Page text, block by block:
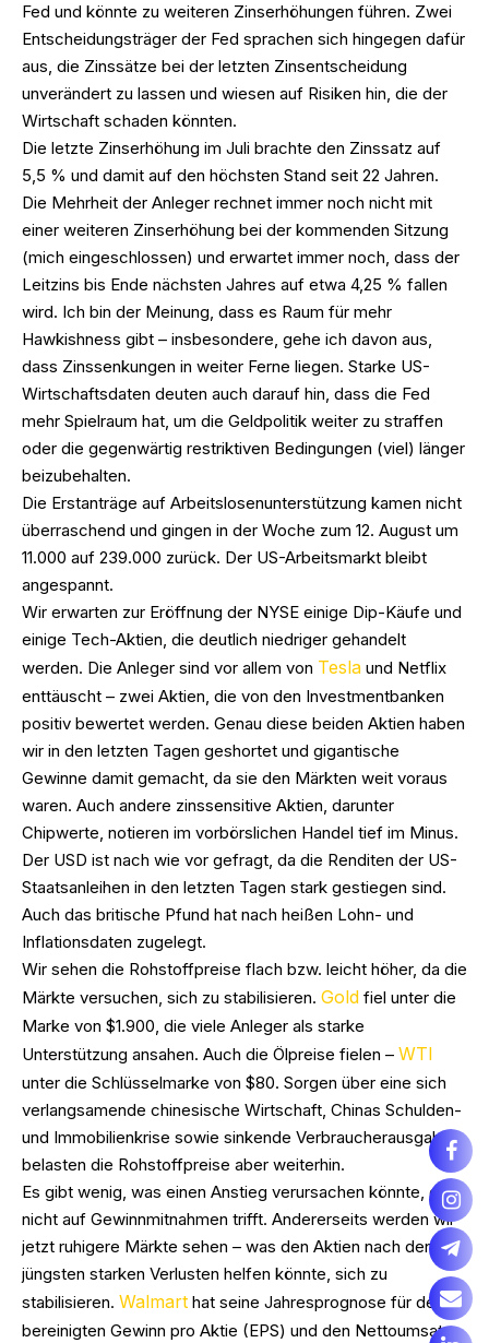
Fed und könnte zu weiteren Zinserhöhungen führen. Zwei
Entscheidungsträger der Fed sprachen sich hingegen dafür
aus, die Zinssätze bei der letzten Zinsentscheidung
unverändert zu lassen und wiesen auf Risiken hin, die der
Wirtschaft schaden könnten.
Die letzte Zinserhöhung im Juli brachte den Zinssatz auf
5,5 % und damit auf den höchsten Stand seit 22 Jahren.
Die Mehrheit der Anleger rechnet immer noch nicht mit
einer weiteren Zinserhöhung bei der kommenden Sitzung
(mich eingeschlossen) und erwartet immer noch, dass der
Leitzins bis Ende nächsten Jahres auf etwa 4,25 % fallen
wird. Ich bin der Meinung, dass es Raum für mehr
Hawkishness gibt – insbesondere, gehe ich davon aus,
dass Zinssenkungen in weiter Ferne liegen. Starke US-
Wirtschaftsdaten deuten auch darauf hin, dass die Fed
mehr Spielraum hat, um die Geldpolitik weiter zu straffen
oder die gegenwärtig restriktiven Bedingungen (viel) länger
beizubehalten.
Die Erstanträge auf Arbeitslosenunterstützung kamen nicht
überraschend und gingen in der Woche zum 12. August um
11.000 auf 239.000 zurück. Der US-Arbeitsmarkt bleibt
angespannt.
Wir erwarten zur Eröffnung der NYSE einige Dip-Käufe und
einige Tech-Aktien, die deutlich niedriger gehandelt
werden. Die Anleger sind vor allem von Tesla und Netflix
enttäuscht – zwei Aktien, die von den Investmentbanken
positiv bewertet werden. Genau diese beiden Aktien haben
wir in den letzten Tagen geshortet und gigantische
Gewinne damit gemacht, da sie den Märkten weit voraus
waren. Auch andere zinssensitive Aktien, darunter
Chipwerte, notieren im vorbörslichen Handel tief im Minus.
Der USD ist nach wie vor gefragt, da die Renditen der US-
Staatsanleihen in den letzten Tagen stark gestiegen sind.
Auch das britische Pfund hat nach heißen Lohn- und
Inflationsdaten zugelegt.
Wir sehen die Rohstoffpreise flach bzw. leicht höher, da die
Märkte versuchen, sich zu stabilisieren. Gold fiel unter die
Marke von $1.900, die viele Anleger als starke
Unterstützung ansahen. Auch die Ölpreise fielen – WTI
unter die Schlüsselmarke von $80. Sorgen über eine sich
verlangsamende chinesische Wirtschaft, Chinas Schulden-
und Immobilienkrise sowie sinkende Verbraucherausgaben
belasten die Rohstoffpreise aber weiterhin.
Es gibt wenig, was einen Anstieg verursachen könnte, der
nicht auf Gewinnmitnahmen trifft. Andererseits werden wir
jetzt ruhigere Märkte sehen – was den Aktien nach den
jüngsten starken Verlusten helfen könnte, sich zu
stabilisieren. Walmart hat seine Jahresprognose für den
bereinigten Gewinn pro Aktie (EPS) und den Nettoumsatz